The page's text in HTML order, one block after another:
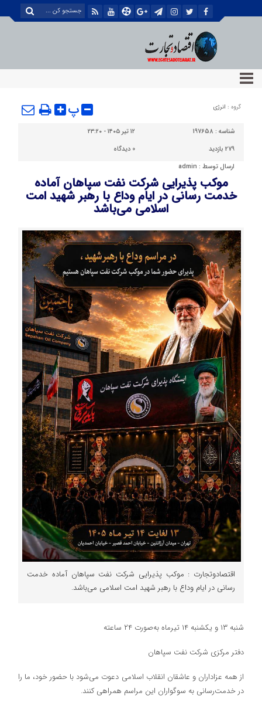
گروه : انرژی پ
شناسه : 197658
۱۲ تیر ۱۴۰۵ - ۲۳:۲۰
279 بازدید
0 دیدگاه
ارسال توسط : admin
موکب پذیرایی شرکت نفت سپاهان آماده
خدمت رسانی در ایام وداع با رهبر شهید امت
اسلامی می‌باشد
اقتصادوتجارت : موکب پذیرایی شرکت نفت سپاهان آماده خدمت
رسانی در ایام وداع با رهبر شهید امت اسلامی می‌باشد.
شنبه ۱۳ و یکشنبه ۱۴ تیرماه به‌صورت ۲۴ ساعته
دفتر مرکزی شرکت نفت سپاهان
از همه عزاداران و عاشقان انقلاب اسلامی دعوت می‌شود با حضور خود، ما را
در خدمت‌رسانی به سوگواران این مراسم همراهی کنند.